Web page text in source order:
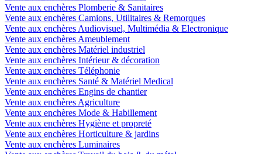
Vente aux enchères Plomberie & Sanitaires
Vente aux enchères Camions, Utilitaires & Remorques
Vente aux enchères Audiovisuel, Multimédia & Electronique
Vente aux enchères Ameublement
Vente aux enchères Matériel industriel
Vente aux enchères Intérieur & décoration
Vente aux enchères Téléphonie
Vente aux enchères Santé & Matériel Medical
Vente aux enchères Engins de chantier
Vente aux enchères Agriculture
Vente aux enchères Mode & Habillement
Vente aux enchères Hygiène et propreté
Vente aux enchères Horticulture & jardins
Vente aux enchères Luminaires